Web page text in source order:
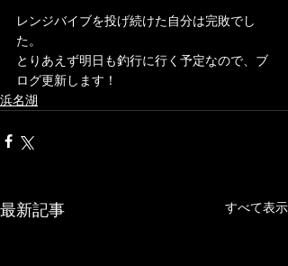
レンジバイブを投げ続けた自分は完敗でし
た。
とりあえず明日も釣行に行く予定なので、ブ
浜名湖
最新記事 すべて表示